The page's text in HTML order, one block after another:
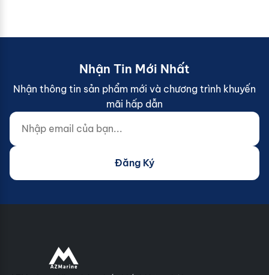
Nhận Tin Mới Nhất
Nhận thông tin sản phẩm mới và chương trình khuyến
mãi hấp dẫn
Nhập email của bạn...
Website (do not fill)
Đăng Ký